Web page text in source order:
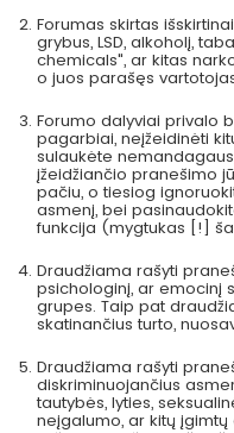
Forumas skirtas
grybus, LSD, alkoholį,
chemicals", ar kitas
o juos parašęs
Forumo dalyviai privalo
pagarbiai, neįžeidinėti
sulaukėte
įžeidžiančio pranešimo
pačiu, o tiesiog
asmenį, bei
funkcija (mygtukas [!]
Draudžiama rašyti
psichologinį, ar emocinį
grupes. Taip pat
skatinančius turto,
Draudžiama rašyti
diskriminuojančius
tautybės, lyties,
neįgalumo, ar kitų